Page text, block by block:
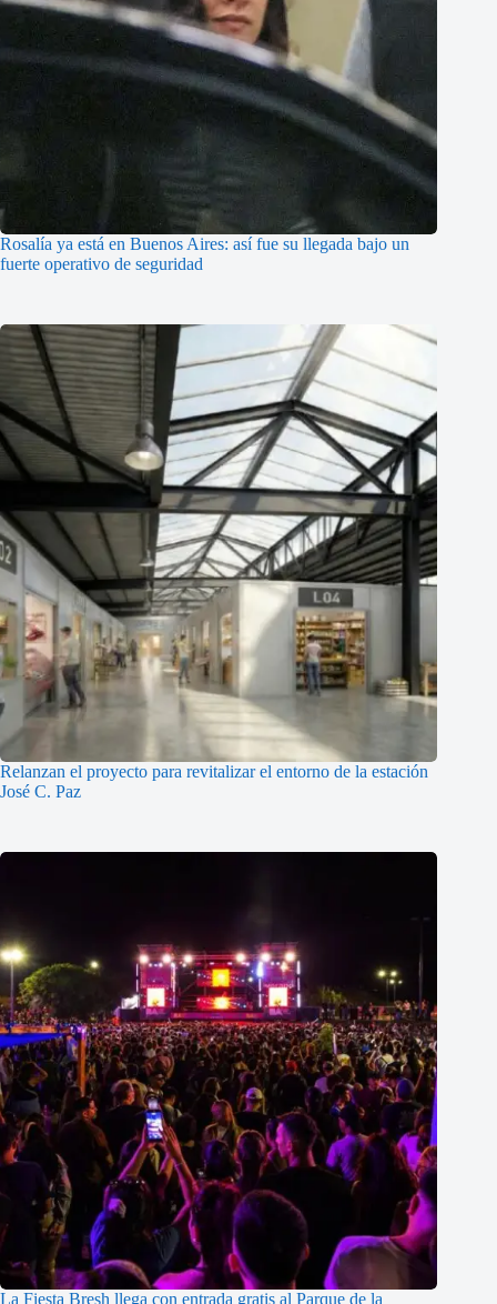
Rosalía ya está en Buenos Aires: así fue su llegada bajo un
fuerte operativo de seguridad
Relanzan el proyecto para revitalizar el entorno de la estación
José C. Paz
La Fiesta Bresh llega con entrada gratis al Parque de la